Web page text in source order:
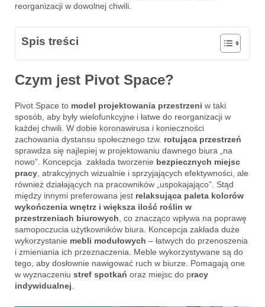
reorganizacji w dowolnej chwili.
Spis treści
Czym jest Pivot Space?
Pivot Space to model projektowania przestrzeni w taki
sposób, aby były wielofunkcyjne i łatwe do reorganizacji w
każdej chwili. W dobie koronawirusa i konieczności
zachowania dystansu społecznego tzw. rotująca przestrzeń
sprawdza się najlepiej w projektowaniu dawnego biura „na
nowo”. Koncepcja zakłada tworzenie bezpiecznych miejsc
pracy , atrakcyjnych wizualnie i sprzyjających efektywności, ale
również działających na pracowników „uspokajająco”. Stąd
między innymi preferowana jest relaksująca paleta kolorów
wykończenia wnętrz i większa ilość roślin w
przestrzeniach biurowych , co znacząco wpływa na poprawę
samopoczucia użytkowników biura. Koncepcja zakłada duże
wykorzystanie mebli modułowych – łatwych do przenoszenia
i zmieniania ich przeznaczenia. Meble wykorzystywane są do
tego, aby dosłownie nawigować ruch w biurze. Pomagają one
w wyznaczeniu stref spotkań oraz miejsc do pracy
indywidualnej